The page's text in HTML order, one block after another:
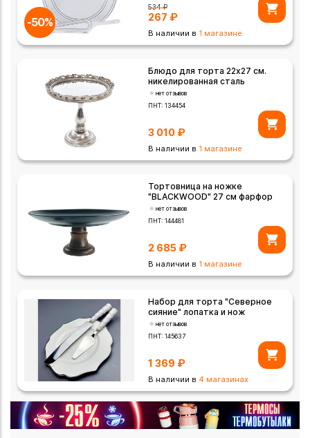
-50%
534₽
267 ₽
В наличии в 1 магазине
Блюдо для торта 22х27 см.
никелированная сталь
нет отзывов
ПНТ:134454
3 010 ₽
В наличии в 1 магазине
Тортовница на ножке
"BLACKWOOD" 27 см фарфор
нет отзывов
ПНТ:144481
2 685 ₽
В наличии в 1 магазине
Набор для торта "Северное
сияние" лопатка и нож
нет отзывов
ПНТ:145637
1 369 ₽
В наличии в 4 магазинах